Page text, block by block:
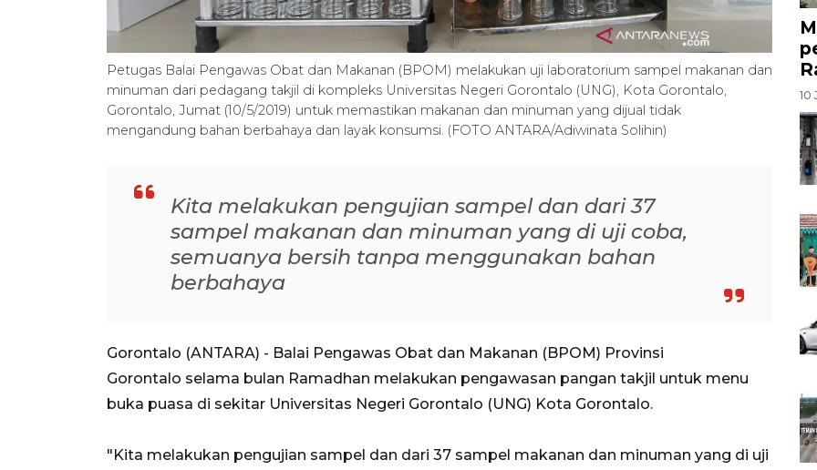
Petugas Balai Pengawas Obat dan Makanan (BPOM) melakukan uji laboratorium sampel makanan dan
minuman dari pedagang takjil di kompleks Universitas Negeri Gorontalo (UNG), Kota Gorontalo,
Gorontalo, Jumat (10/5/2019) untuk memastikan makanan dan minuman yang dijual tidak
mengandung bahan berbahaya dan layak konsumsi. (FOTO ANTARA/Adiwinata Solihin)
Kita melakukan pengujian sampel dan dari 37
sampel makanan dan minuman yang di uji coba,
semuanya bersih tanpa menggunakan bahan
berbahaya
Gorontalo (ANTARA) - Balai Pengawas Obat dan Makanan (BPOM) Provinsi
Gorontalo selama bulan Ramadhan melakukan pengawasan pangan takjil untuk menu
buka puasa di sekitar Universitas Negeri Gorontalo (UNG) Kota Gorontalo.
"Kita melakukan pengujian sampel dan dari 37 sampel makanan dan minuman yang di uji
10